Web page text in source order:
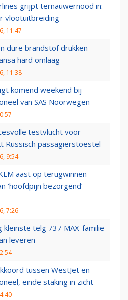
grijpt ternauwernood in:
vlootuitbreiding
11:47
dure brandstof drukken
hard omlaag
11:38
komend weekend bij
van SAS Noorwegen
testvlucht voor
Russisch passagierstoestel
9:54
aast op terugwinnen
‘hoofdpijn bezorgend’
7:26
kleinste telg 737 MAX-familie
leveren
tussen WestJet en
einde staking in zicht